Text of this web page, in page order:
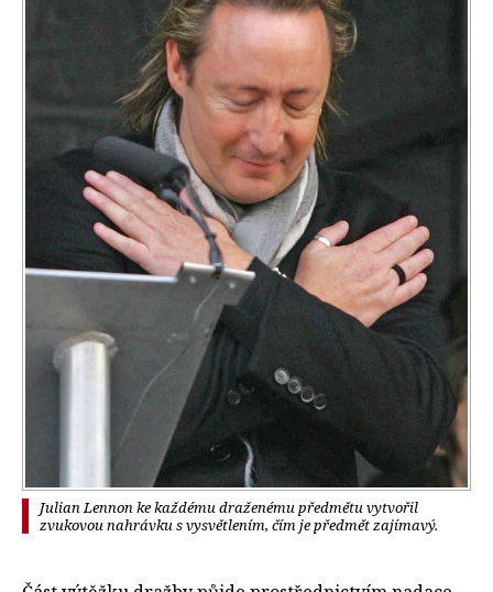
Julian Lennon ke každému draženému předmětu vytvořil
zvukovou nahrávku s vysvětlením, čím je předmět zajímavý.